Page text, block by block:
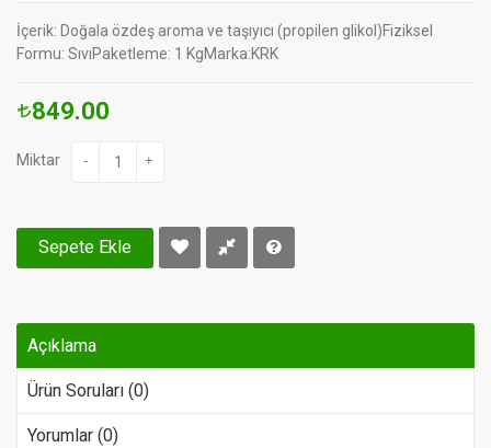
İçerik: Doğala özdeş aroma ve taşıyıcı (propilen glikol)Fiziksel
Formu: SıvıPaketleme: 1 KgMarka:KRK
849.00
Miktar - +
Sepete Ekle
Açıklama
Ürün Soruları (0)
Yorumlar (0)